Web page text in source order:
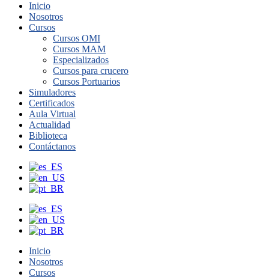
Inicio
Nosotros
Cursos
Cursos OMI
Cursos MAM
Especializados
Cursos para crucero
Cursos Portuarios
Simuladores
Certificados
Aula Virtual
Actualidad
Biblioteca
Contáctanos
Inicio
Nosotros
Cursos